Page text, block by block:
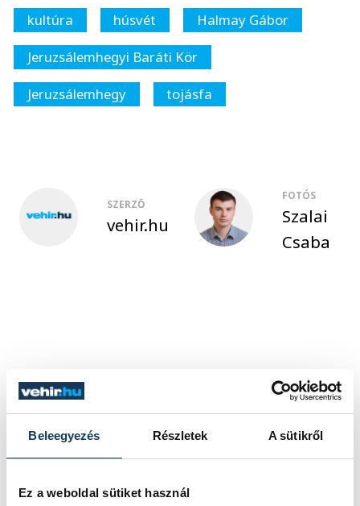
Beleegyezés Részletek A sütikről
Ez a weboldal sütiket használ
kultúra húsvét
Halmay Gábor
Jeruzsálemhegyi Baráti Kör
Jeruzsálemhegy
tojásfa
SZERZŐ
vehir.hu
FOTÓS
Szalai
Csaba